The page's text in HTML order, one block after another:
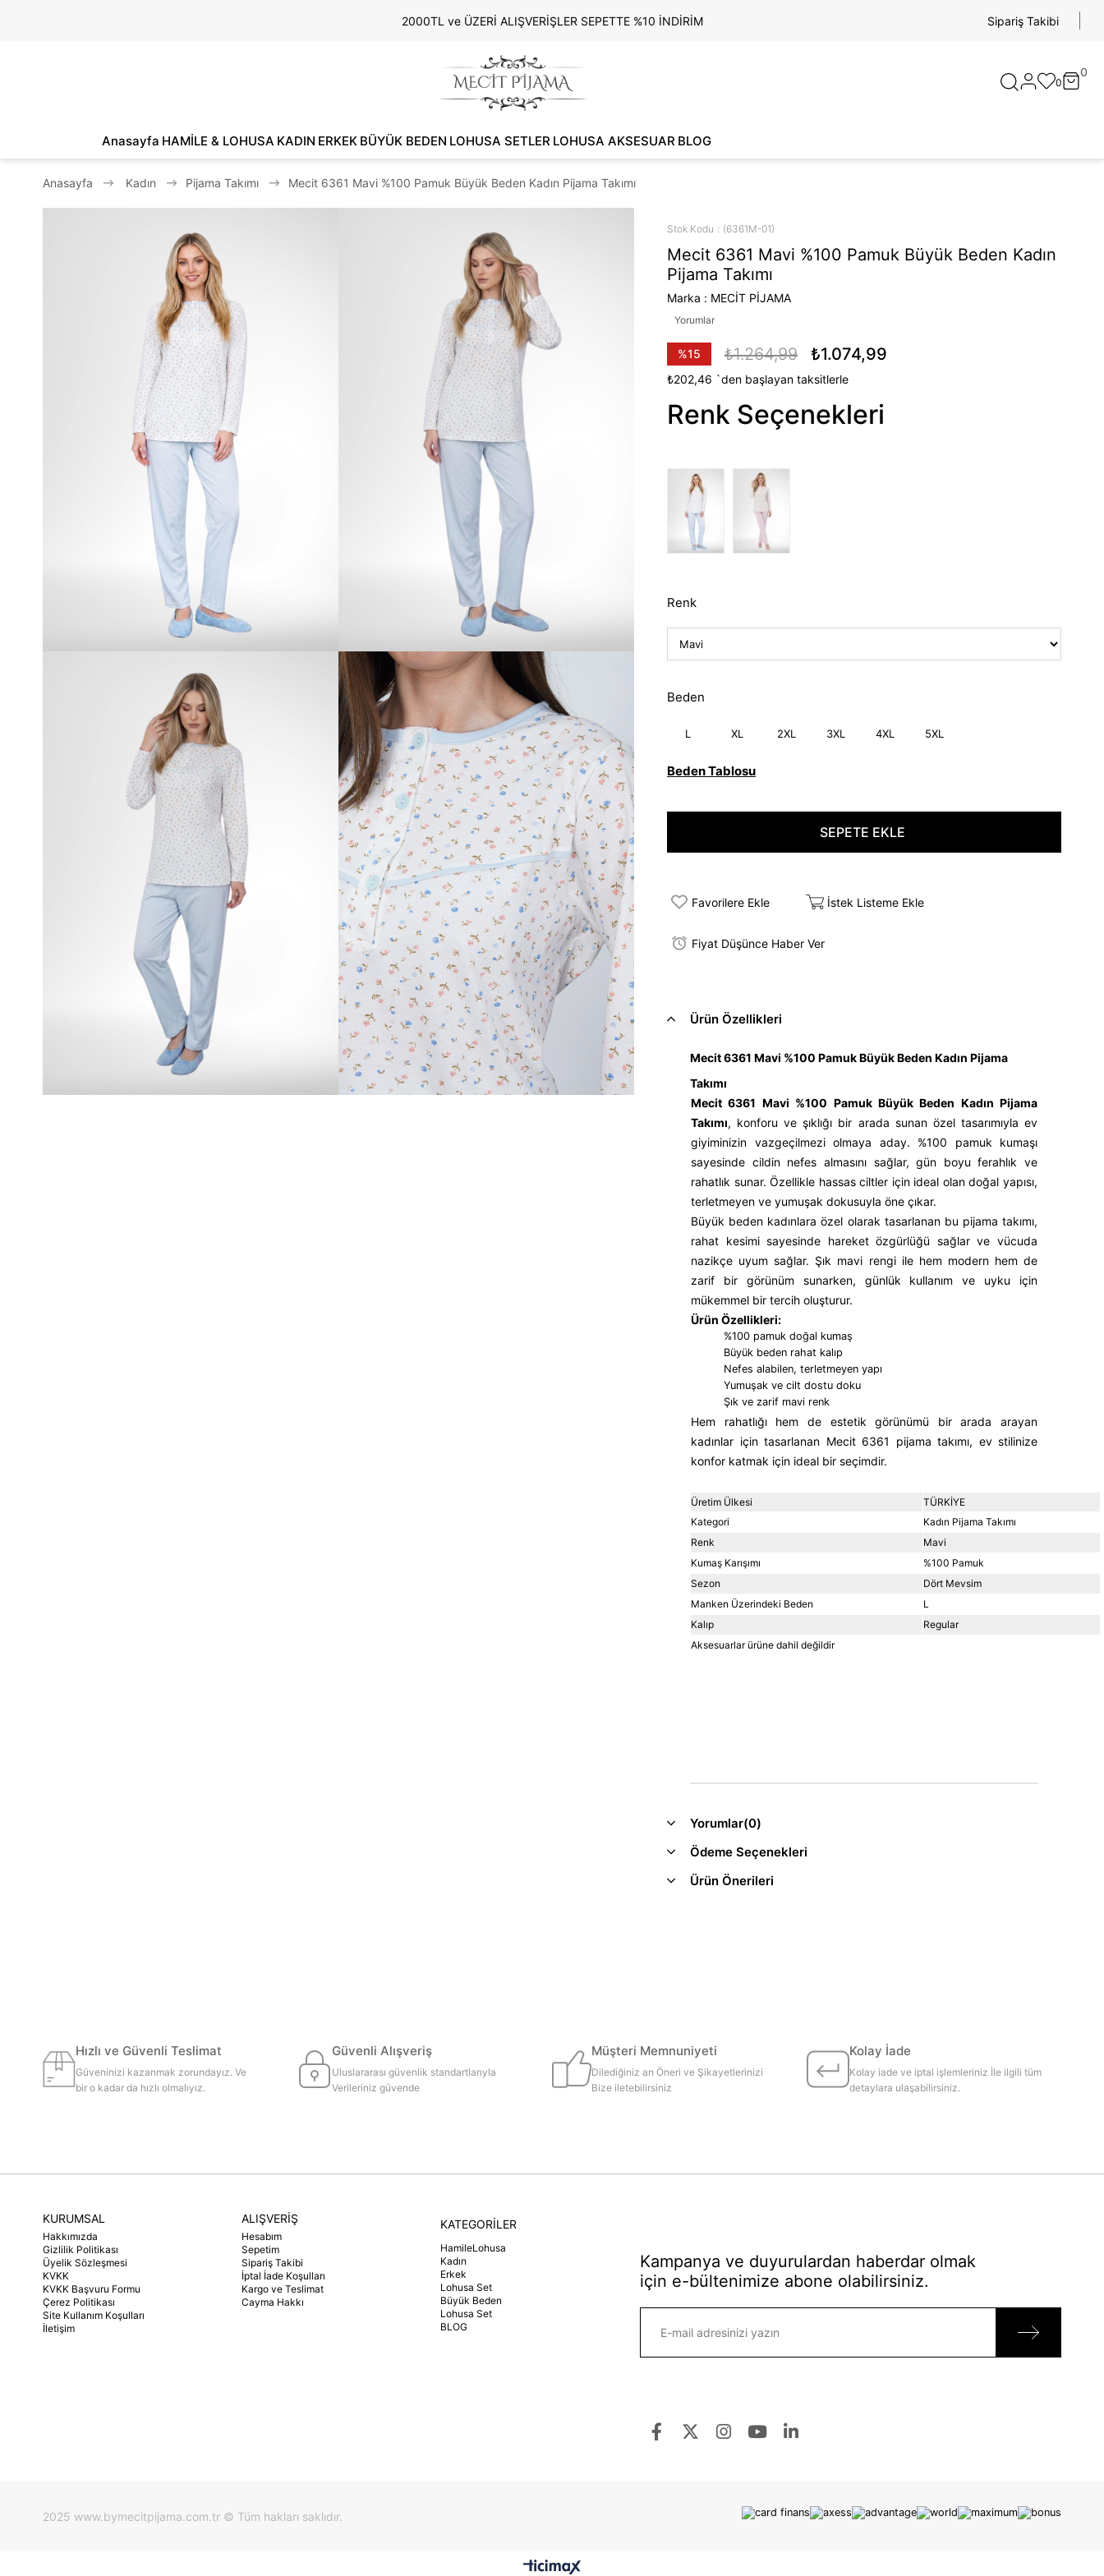
2000TL ve ÜZERİ ALIŞVERİŞLER SEPETTE %10 İNDİRİM Sipariş Takibi
0
0
Anasayfa HAMİLE & LOHUSA KADIN ERKEK BÜYÜK BEDEN LOHUSA SETLER LOHUSA AKSESUAR BLOG
Anasayfa Kadın Pijama Takımı Mecit 6361 Mavi %100 Pamuk Büyük Beden Kadın Pijama Takımı
Stok Kodu (6361M-01)
Mecit 6361 Mavi %100 Pamuk Büyük Beden Kadın
Pijama Takımı
Marka : MECİT PİJAMA
Yorumlar
%15
İndirim
₺1.264,99 ₺1.074,99
₺202,46 `den başlayan taksitlerle
Renk Seçenekleri
Renk
Beden
L XL 2XL 3XL 4XL 5XL
Beden Tablosu
Favorilere Ekle İstek Listeme Ekle
Fiyat Düşünce Haber Ver
Ürün Özellikleri
Mecit 6361 Mavi %100 Pamuk Büyük Beden Kadın Pijama
Takımı
Mecit 6361 Mavi %100 Pamuk Büyük Beden Kadın Pijama
Takımı, konforu ve şıklığı bir arada sunan özel tasarımıyla ev
giyiminizin vazgeçilmezi olmaya aday. %100 pamuk kumaşı
sayesinde cildin nefes almasını sağlar, gün boyu ferahlık ve
rahatlık sunar. Özellikle hassas ciltler için ideal olan doğal yapısı,
terletmeyen ve yumuşak dokusuyla öne çıkar.
Büyük beden kadınlara özel olarak tasarlanan bu pijama takımı,
rahat kesimi sayesinde hareket özgürlüğü sağlar ve vücuda
nazikçe uyum sağlar. Şık mavi rengi ile hem modern hem de
zarif bir görünüm sunarken, günlük kullanım ve uyku için
mükemmel bir tercih oluşturur.
Ürün Özellikleri:
%100 pamuk doğal kumaş
Büyük beden rahat kalıp
Nefes alabilen, terletmeyen yapı
Yumuşak ve cilt dostu doku
Şık ve zarif mavi renk
Hem rahatlığı hem de estetik görünümü bir arada arayan
kadınlar için tasarlanan Mecit 6361 pijama takımı, ev stilinize
konfor katmak için ideal bir seçimdir.
Üretim Ülkesi
TÜRKİYE
Kategori
Kadın Pijama Takımı
Renk
Mavi
Kumaş Karışımı
%100 Pamuk
Sezon
Dört Mevsim
Manken Üzerindeki Beden
L
Kalıp
Regular
Aksesuarlar ürüne dahil değildir
Yorumlar(0)
Ödeme Seçenekleri
Ürün Önerileri
Hızlı ve Güvenli Teslimat
Güveninizi kazanmak zorundayız. Ve
bir o kadar da hızlı olmalıyız.
Güvenli Alışveriş
Uluslararası güvenlik standartlarıyla
Verileriniz güvende
Müşteri Memnuniyeti
Dilediğiniz an Öneri ve Şikayetlerinizi
Bize iletebilirsiniz
Kolay İade
Kolay iade ve iptal işlemleriniz İle ilgili tüm
detaylara ulaşabilirsiniz.
KURUMSAL
Hakkımızda
Gizlilik Politikası
Üyelik Sözleşmesi
KVKK
KVKK Başvuru Formu
Çerez Politikası
Site Kullanım Koşulları
İletişim
ALIŞVERİŞ
Hesabım
Sepetim
Sipariş Takibi
İptal İade Koşulları
Kargo ve Teslimat
Cayma Hakkı
KATEGORİLER
HamileLohusa
Kadın
Erkek
Lohusa Set
Büyük Beden
Lohusa Set
BLOG
Kampanya ve duyurulardan haberdar olmak
için e-bültenimize abone olabilirsiniz.
2025 www.bymecitpijama.com.tr © Tüm hakları saklıdır.